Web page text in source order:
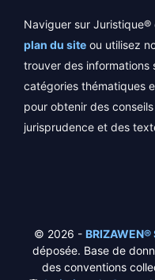
Naviguer sur Juristique®
plan du site ou utilisez
trouver des informations
catégories thématiques
pour obtenir des
jurisprudence et des
© 2026 - BRIZAWEN®
déposée. Base de
des conventions